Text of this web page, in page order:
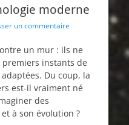
moderne
un commentaire
un mur : ils ne
instants de
Du coup, la
est-il vraiment né
des
à son évolution ?